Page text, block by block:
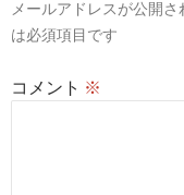
ン
メールアドレスが公開さ
は必須項目です
コメント ※